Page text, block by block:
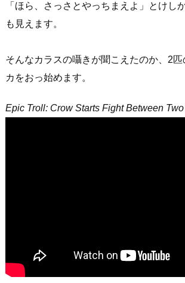
「ほら、さっさとやっちまえよ」とけし
も見えます。
そんなカラスの囁きが聞こえたのか、2
カをおっ始めます。
Epic Troll: Crow Starts Fight Between